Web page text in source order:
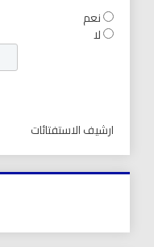
نعم
لا
ارشيف الاستفتائات